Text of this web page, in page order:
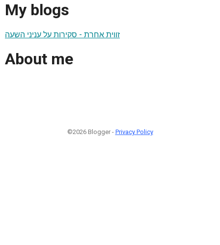
My blogs
זווית אחרת - סקירות על עניני השעה
About me
©2026 Blogger - Privacy Policy